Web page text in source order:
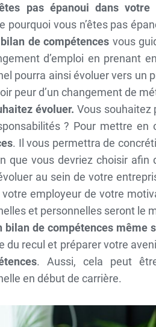
pas épanoui dans votre
pourquoi vous n’êtes pas
de compétences vous
d’emploi en prenant
pourra ainsi évoluer vers un
peur d’un changement de
évoluer. Vous souhaitez
? Pour mettre
. Il vous permettra de
que vous devriez choisir
au sein de votre
employeur de votre
et personnelles seront le
bilan de compétences même
du recul et préparer votre
. Aussi, cela peut
en début de carrière.